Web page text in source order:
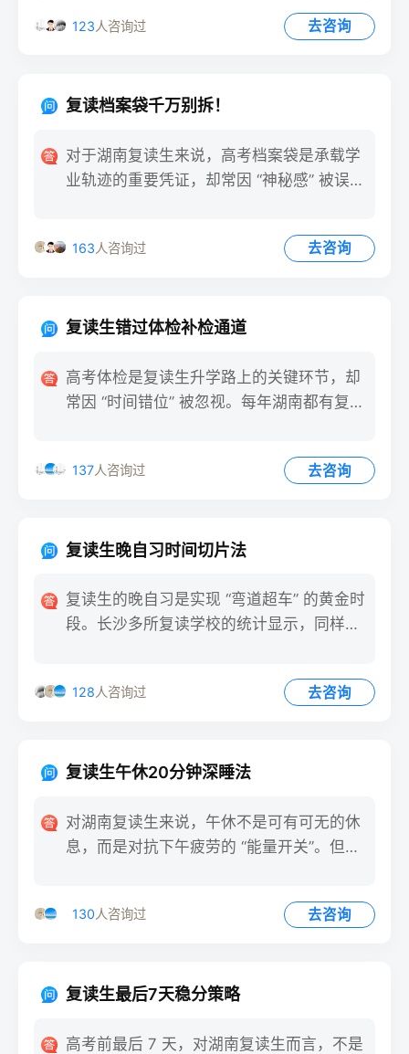
123人咨询过 去咨询
复读档案袋千万别拆！
对于湖南复读生来说，高考档案袋是承载学
业轨迹的重要凭证，却常因 “神秘感” 被误操
163人咨询过 去咨询
复读生错过体检补检通道
高考体检是复读生升学路上的关键环节，却
常因 “时间错位” 被忽视。每年湖南都有复读
137人咨询过 去咨询
复读生晚自习时间切片法
复读生的晚自习是实现 “弯道超车” 的黄金时
段。长沙多所复读学校的统计显示，同样是
128人咨询过 去咨询
复读生午休20分钟深睡法
对湖南复读生来说，午休不是可有可无的休
息，而是对抗下午疲劳的 “能量开关”。但多
130人咨询过 去咨询
复读生最后7天稳分策略
高考前最后 7 天，对湖南复读生而言，不是